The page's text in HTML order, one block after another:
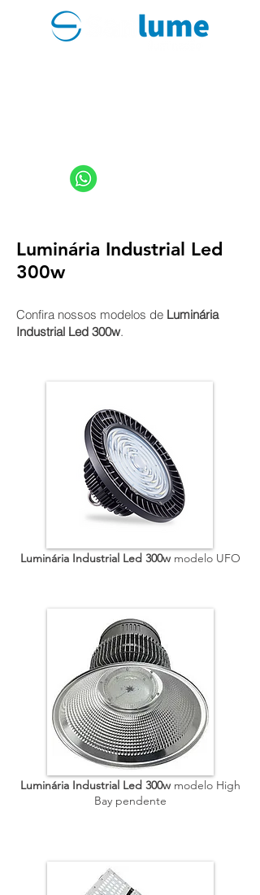
Luminária Industrial Led
300w
Confira nossos modelos de Luminária
Industrial Led 300w.
Luminária Industrial Led 300wmodelo UFO
Luminária Industrial Led 300wmodelo High
Bay pendente